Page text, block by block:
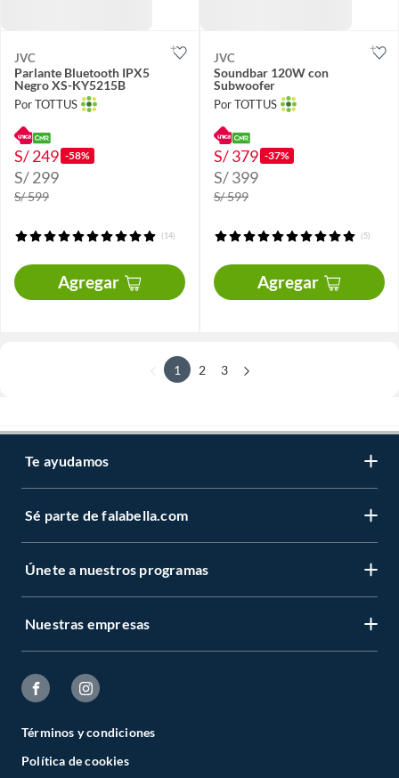
JVC
Parlante Bluetooth IPX5
Negro XS-KY5215B
Por TOTTUS
S/ 249 -58%
S/ 299
S/ 599
(14)
Agregar
JVC
Soundbar 120W con
Subwoofer
Por TOTTUS
S/ 379 -37%
S/ 399
S/ 599
(5)
Agregar
1 2 3
Te ayudamos
Sé parte de falabella.com
Únete a nuestros programas
Nuestras empresas
Términos y condiciones
Política de cookies